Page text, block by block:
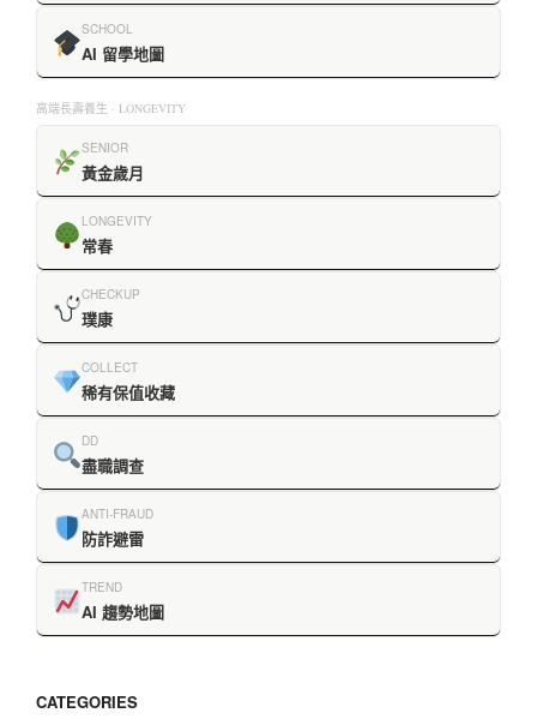
SCHOOL
AI 留學地圖
高端長壽養生 · LONGEVITY
SENIOR
黃金歲月
LONGEVITY
常春
CHECKUP
璞康
COLLECT
稀有保值收藏
DD
盡職調查
ANTI-FRAUD
防詐避雷
TREND
AI 趨勢地圖
CATEGORIES